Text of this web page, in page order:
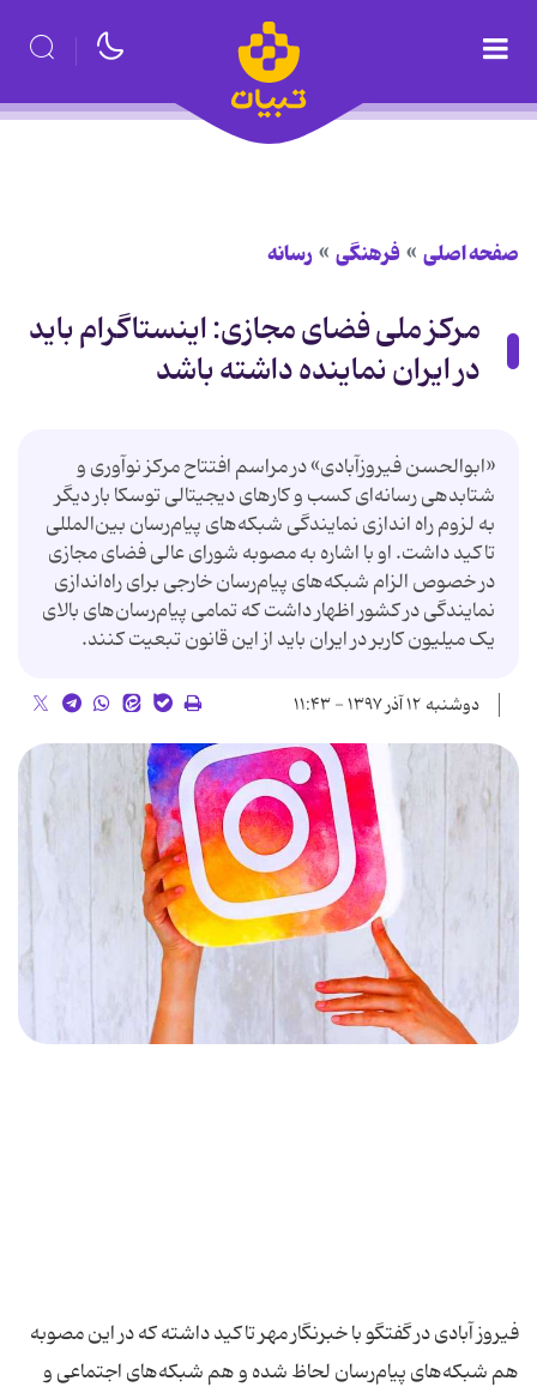
صفحه اصلی فرهنگی رسانه
مرکز ملی فضای مجازی: اینستاگرام باید
در ایران نماینده داشته باشد
«ابوالحسن فیروزآبادی» در مراسم افتتاح مرکز نوآوری و
شتابدهی رسانه‌ای کسب و کارهای دیجیتالی توسکا بار دیگر
به لزوم راه اندازی نمایندگی شبکه‌های پیام‌رسان بین‌المللی
تاکید داشت. او با اشاره به مصوبه شورای عالی فضای مجازی
در خصوص الزام شبکه‌های پیام‌رسان خارجی برای راه‌اندازی
نمایندگی در کشور اظهار داشت که تمامی پیام‌رسان‌های بالای
یک میلیون کاربر در ایران باید از این قانون تبعیت کنند.
دوشنبه ۱۲ آذر ۱۳۹۷ - ۱۱:۴۳
فیروز آبادی در گفتگو با خبرنگار مهر تاکید داشته که در این مصوبه
هم شبکه‌های پیام‌رسان لحاظ شده و هم شبکه‌های اجتماعی و